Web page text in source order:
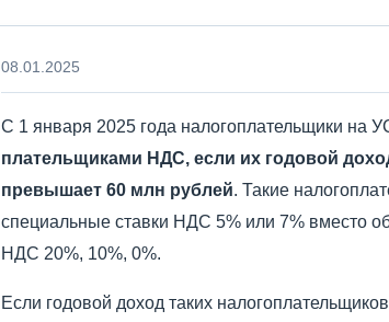
08.01.2025
С 1 января 2025 года налогоплательщики на
плательщиками НДС, если их годовой
превышает 60 млн рублей . Такие
специальные ставки НДС 5% или 7% вместо
НДС 20%, 10%, 0%.
Если годовой доход таких налогоплательщиков